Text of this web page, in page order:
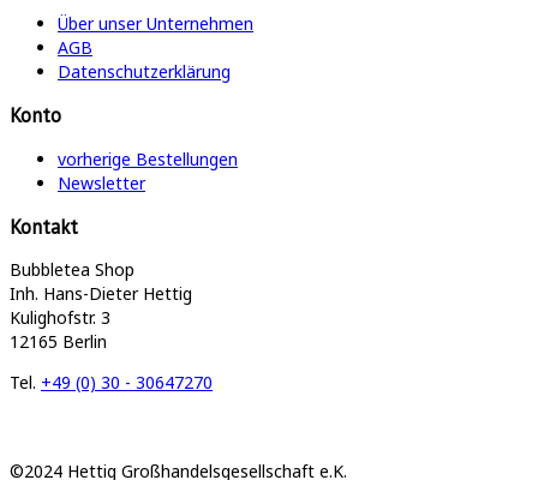
Über unser Unternehmen
AGB
Datenschutzerklärung
Konto
vorherige Bestellungen
Newsletter
Kontakt
Bubbletea Shop
Inh. Hans-Dieter Hettig
Kulighofstr. 3
12165 Berlin
Tel. +49 (0) 30 - 30647270
©2024 Hettig Großhandelsgesellschaft e.K.